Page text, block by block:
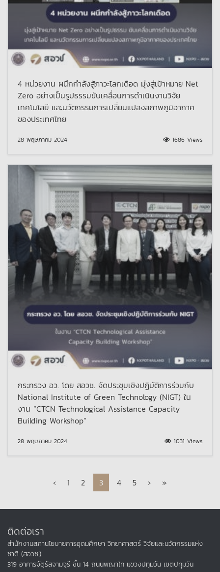
4 หน่วยงาน ผนึกกำลังสู้ภาวะโลกเดือด มุ่งสู่เป้าหมาย Net
Zero อย่างเป็นรูปธรรมขับเคลื่อนการดำเนินงานวิจัย
เทคโนโลยี และนวัตกรรมการเปลี่ยนแปลงสภาพภูมิอากาศ
ของประเทศไทย
28 พฤษภาคม 2024 1686 Views
กระทรวง อว. โดย สอวช. จัดประชุมเชิงปฏิบัติการร่วมกับ
National Institute of Green Technology (NIGT) ใน
งาน “CTCN Technological Assistance Capacity
Building Workshop”
28 พฤษภาคม 2024 1031 Views
Page navigation
‹ Page
1 Page
2 Current Page
3 Page
4 Page
5 › »
ติดต่อเรา
สำนักงานสภานโยบายการอุดมศึกษา วิทยาศาสตร์ วิจัยและนวัตกรรมแห่ง
ชาติ (สอวช.)
319 อาคารจัตุรัสจามจุรี ชั้น 14 ถนนพญาไท แขวงปทุมวัน เขตปทุมวัน